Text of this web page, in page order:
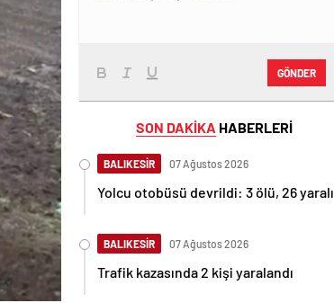
GÖNDER
SON DAKİKA HABERLERİ
BALIKESİR 07 Ağustos 2026
Yolcu otobüsü devrildi: 3 ölü, 26 yaralı
BALIKESİR 07 Ağustos 2026
Trafik kazasında 2 kişi yaralandı